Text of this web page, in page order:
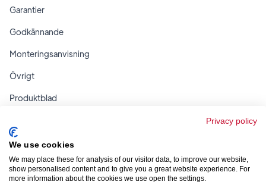
Garantier
Godkännande
Monteringsanvisning
Övrigt
Produktblad
  
Privacy policy
We use cookies
We may place these for analysis of our visitor data, to improve our website,
show personalised content and to give you a great website experience. For
more information about the cookies we use open the settings.